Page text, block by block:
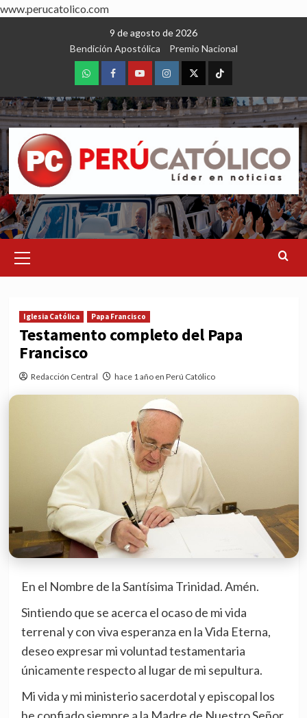
www.perucatolico.com
9 de agosto de 2026
Bendición Apostólica
Premio Nacional
WhatsAppFacebookYoutubeInstagram
X TikTok
Menu
Iglesia Católica Papa Francisco
Testamento completo del Papa
Francisco
Redacción Central hace 1 año en Perú Católico
En el Nombre de la Santísima Trinidad. Amén.
Sintiendo que se acerca el ocaso de mi vida
terrenal y con viva esperanza en la Vida Eterna,
deseo expresar mi voluntad testamentaria
únicamente respecto al lugar de mi sepultura.
Mi vida y mi ministerio sacerdotal y episcopal los